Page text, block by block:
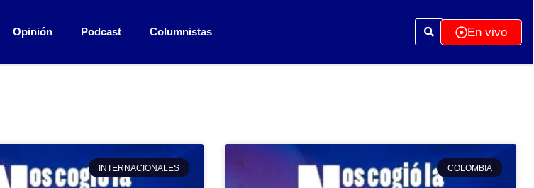
Opinión Podcast Columnistas En vivo
INTERNACIONALES COLOMBIA